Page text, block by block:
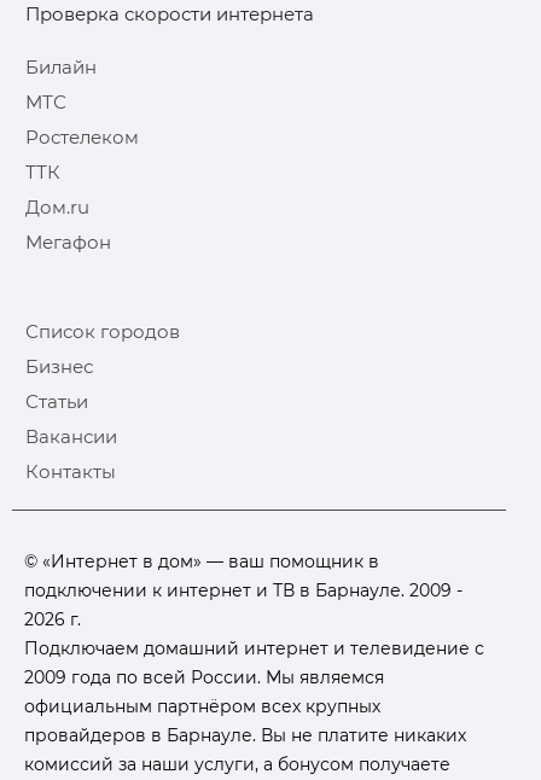
Проверка скорости интернета
Билайн
МТС
Ростелеком
ТТК
Дом.ru
Мегафон
Список городов
Бизнес
Статьи
Вакансии
Контакты
© «Интернет в дом» — ваш помощник в
подключении к интернет и ТВ в Барнауле. 2009 -
2026 г.
Подключаем домашний интернет и телевидение с
2009 года по всей России. Мы являемся
официальным партнёром всех крупных
провайдеров в Барнауле. Вы не платите никаких
комиссий за наши услуги, а бонусом получаете